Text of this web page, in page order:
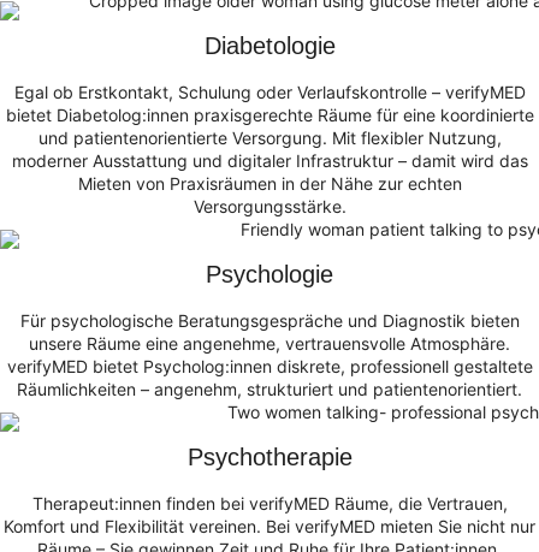
Diabetologie
Egal ob Erstkontakt, Schulung oder Verlaufskontrolle – verifyMED
bietet Diabetolog:innen praxisgerechte Räume für eine koordinierte
und patientenorientierte Versorgung. Mit flexibler Nutzung,
moderner Ausstattung und digitaler Infrastruktur – damit wird das
Mieten von Praxisräumen in der Nähe zur echten
Versorgungsstärke.
Psychologie
Für psychologische Beratungsgespräche und Diagnostik bieten
unsere Räume eine angenehme, vertrauensvolle Atmosphäre.
verifyMED bietet Psycholog:innen diskrete, professionell gestaltete
Räumlichkeiten – angenehm, strukturiert und patientenorientiert.
Psychotherapie
Therapeut:innen finden bei verifyMED Räume, die Vertrauen,
Komfort und Flexibilität vereinen. Bei verifyMED mieten Sie nicht nur